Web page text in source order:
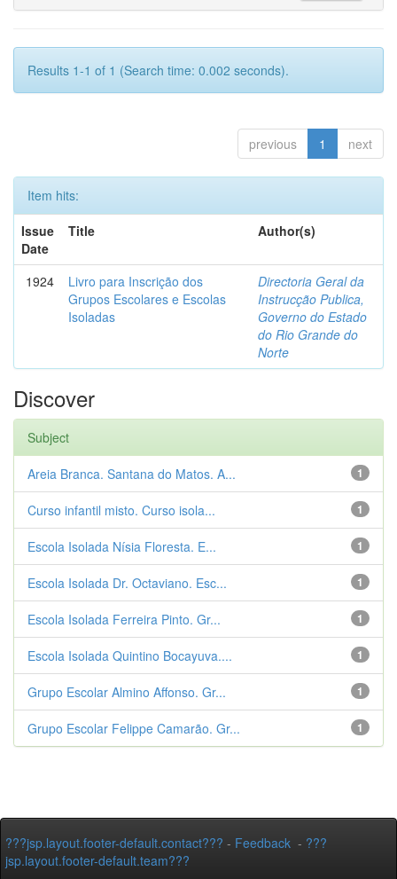
Results 1-1 of 1 (Search time: 0.002 seconds).
previous 1 next
Item hits:
Issue
Date
Title Author(s)
1924
Livro para Inscrição dos
Grupos Escolares e Escolas
Isoladas
Directoria Geral da
Instrucção Publica,
Governo do Estado
do Rio Grande do
Norte
Discover
Subject
1
Areia Branca. Santana do Matos. A...
1
Curso infantil misto. Curso isola...
1
Escola Isolada Nísia Floresta. E...
1
Escola Isolada Dr. Octaviano. Esc...
1
Escola Isolada Ferreira Pinto. Gr...
1
Escola Isolada Quintino Bocayuva....
1
Grupo Escolar Almino Affonso. Gr...
1
Grupo Escolar Felippe Camarão. Gr...
???jsp.layout.footer-default.contact??? - Feedback - ???
jsp.layout.footer-default.team???